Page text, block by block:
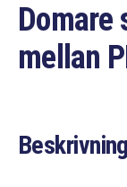
Domare
mellan
Beskrivning